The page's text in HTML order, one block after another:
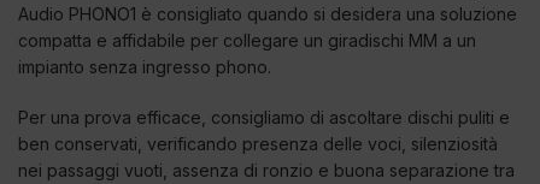
Audio PHONO1 è consigliato quando si desidera una soluzione
compatta e affidabile per collegare un giradischi MM a un
impianto senza ingresso phono.
Per una prova efficace, consigliamo di ascoltare dischi puliti e
ben conservati, verificando presenza delle voci, silenziosità
nei passaggi vuoti, assenza di ronzio e buona separazione tra